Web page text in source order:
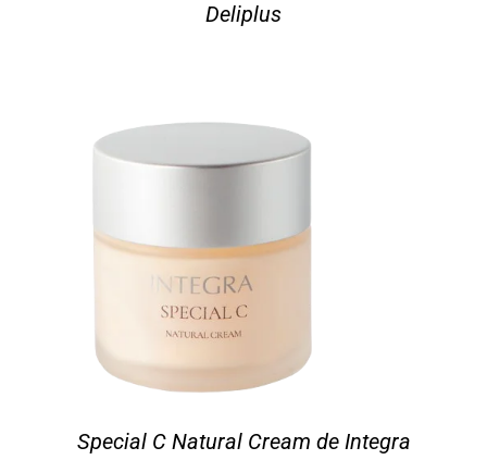
Deliplus
Special C Natural Cream de Integra